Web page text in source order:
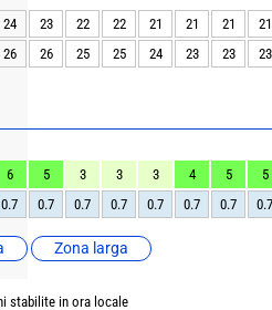
Zona larga
24 23 22 22 21 21 21
21
26
26 25 25 24 23 23 23
6 5 3 3 3 4 5
5
0.7
0.7 0.7 0.7 0.7 0.7 0.7 0.7
stabilite in ora locale